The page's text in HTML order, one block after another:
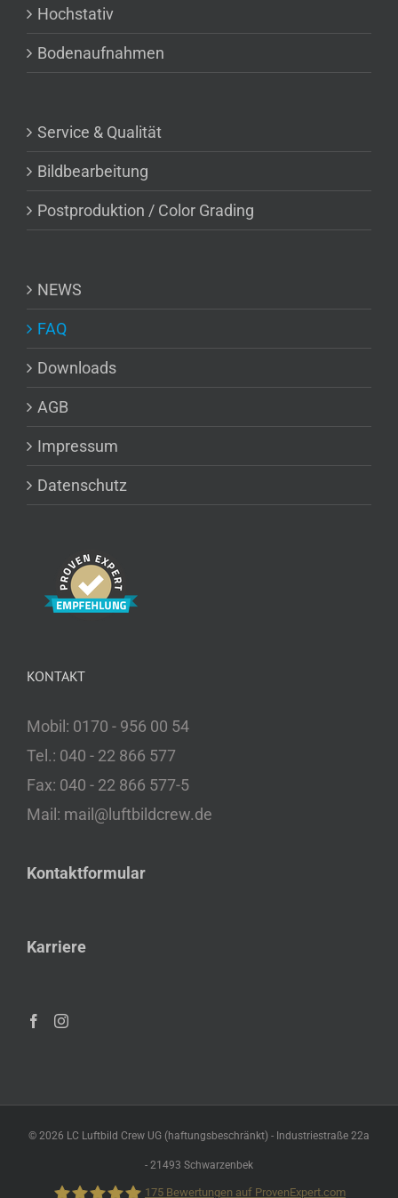
Hochstativ
Bodenaufnahmen
Service & Qualität
Bildbearbeitung
Postproduktion / Color Grading
NEWS
FAQ
Downloads
AGB
Impressum
Datenschutz
KONTAKT
Mobil: 0170 - 956 00 54
Tel.: 040 - 22 866 577
Fax: 040 - 22 866 577-5
Mail: mail@luftbildcrew.de
Kontaktformular
Karriere
© 2026 LC Luftbild Crew UG (haftungsbeschränkt) - Industriestraße 22a
- 21493 Schwarzenbek
175 Bewertungen auf ProvenExpert.com